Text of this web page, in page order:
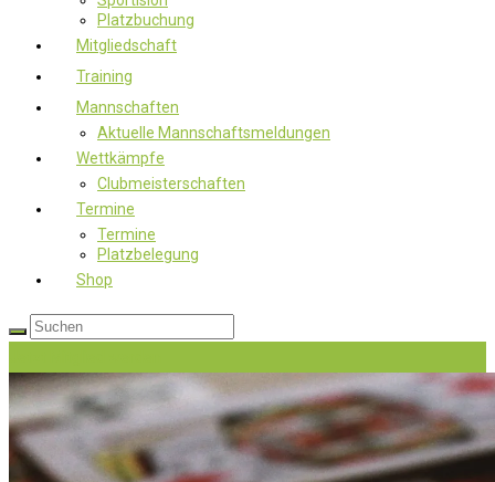
Platzbuchung
Mitgliedschaft
Training
Mannschaften
Aktuelle Mannschaftsmeldungen
Wettkämpfe
Clubmeisterschaften
Termine
Termine
Platzbelegung
Shop